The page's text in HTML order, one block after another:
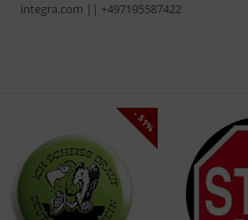
integra.com || +497195587422
- 51%